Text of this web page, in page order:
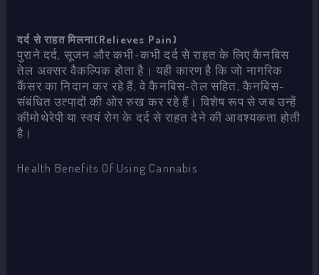
दर्द से राहत मिलना(Relieves Pain)
पुराने दर्द, सूजन और कभी-कभी दर्द से राहत के लिए कैनबिस
तेल अक्सर वैकल्पिक होता है। यही कारण है कि जो नागरिक
कैंसर का निदान कर रहे हैं, वे कैनबिस-तेल सहित, कैनबिस-
संबंधित उत्पादों की ओर रुख कर रहे हैं। विशेष रूप से जब उन्हें
कीमोथेरेपी या स्वयं रोग के दर्द से राहत देने की आवश्यकता होती
है।
Health Benefits Of Using Cannabis